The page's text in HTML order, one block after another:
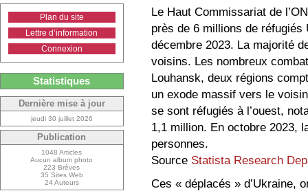
Le Haut Commissariat de
près de 6 millions de réfugiés
décembre 2023. La majorité
voisins. Les nombreux
Louhansk, deux régions
un exode massif vers le
se sont réfugiés à l’ouest,
1,1 million. En octobre 2023,
personnes.
Source Statista Research
Ces « déplacés » d’Ukraine,
Plan du site
Lettre d’information
Connexion
Statistiques
Dernière mise à jour
jeudi 30 juillet 2026
Publication
1048 Articles
Aucun album photo
223 Brèves
35 Sites Web
24 Auteurs